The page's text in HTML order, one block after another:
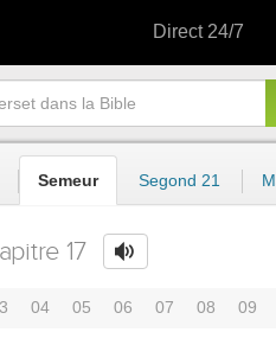
Direct 24/7
Semeur Segond 21
17
04 05 06 07 08 09